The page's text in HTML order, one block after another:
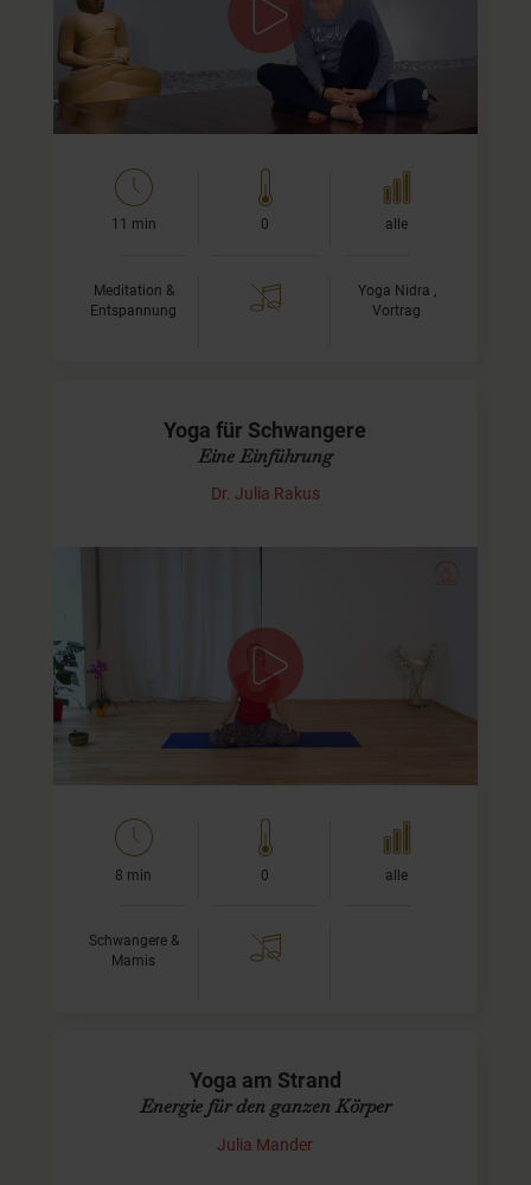
Grundlagen dieser yogischen Technik, die auf Swami
Satyananda Saraswati zurückgeht.
Solltest Du noch nie Yoga…
11 min 0 alle
Meditation &
Entspannung
Yoga Nidra ,
Vortrag
Yoga für Schwangere
Eine Einführung
Dr. Julia Rakus
Schwangerschaft
In diesem Kurzvideo gebe ich Dir ein paar Informationen
zum Schwangerenyoga. Ist etwas verboten? Was ist
wichtig? Welche Asanas darfst Du noch…
8 min 0 alle
Schwangere &
Mamis
Yoga am Strand
Energie für den ganzen Körper
Julia Mander